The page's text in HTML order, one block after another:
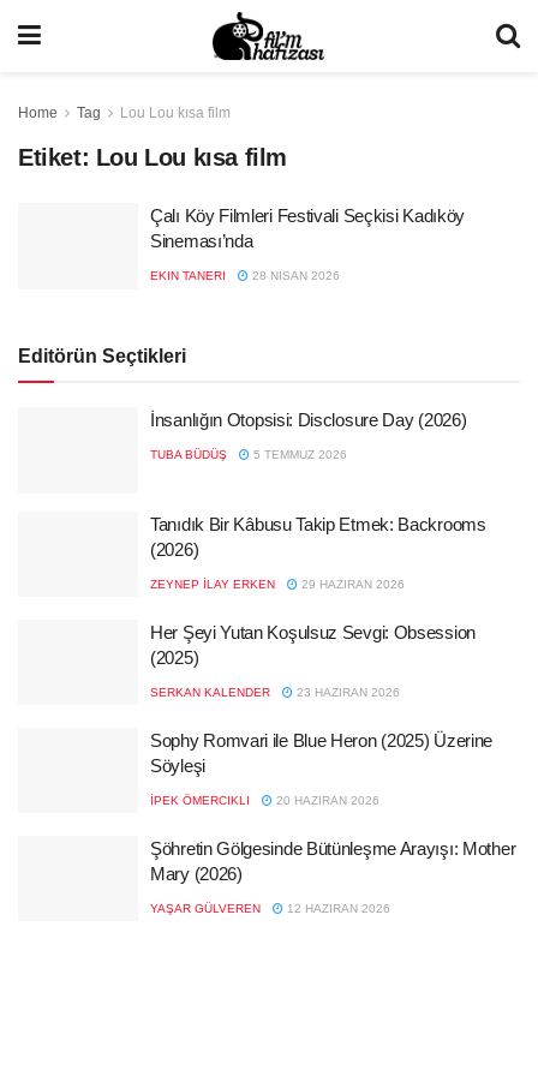
Home Tag Lou Lou kısa film
Etiket: Lou Lou kısa film
Çalı Köy Filmleri Festivali Seçkisi Kadıköy
Sineması’nda
EKIN TANERI 28 NISAN 2026
Editörün Seçtikleri
İnsanlığın Otopsisi: Disclosure Day (2026)
TUBA BÜDÜŞ 5 TEMMUZ 2026
Tanıdık Bir Kâbusu Takip Etmek: Backrooms
(2026)
ZEYNEP İLAY ERKEN 29 HAZIRAN 2026
Her Şeyi Yutan Koşulsuz Sevgi: Obsession
(2025)
SERKAN KALENDER 23 HAZIRAN 2026
Sophy Romvari ile Blue Heron (2025) Üzerine
Söyleşi
İPEK ÖMERCIKLI 20 HAZIRAN 2026
Şöhretin Gölgesinde Bütünleşme Arayışı: Mother
Mary (2026)
YAŞAR GÜLVEREN 12 HAZIRAN 2026